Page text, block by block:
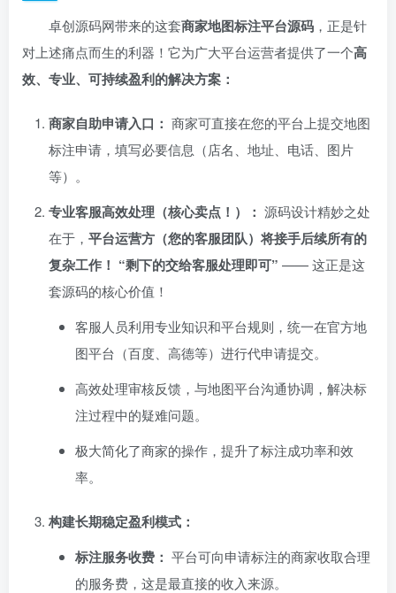
卓创源码网带来的这套商家地图标注平台源码 ，正是针
对上述痛点而生的利器！它为广大平台运营者提供了一个高
效、专业、可持续盈利的解决方案：​
商家自助申请入口：​ 商家可直接在您的平台上提交地图
标注申请，填写必要信息（店名、地址、电话、图片
等）。
专业客服高效处理（核心卖点！）：​ 源码设计精妙之处
在于，​ 平台运营方（您的客服团队）将接手后续所有的
复杂工作！​ ​“剩下的交给客服处理即可”​ —— 这正是这
套源码的核心价值！
客服人员利用专业知识和平台规则，统一在官方地
图平台（百度、高德等）进行代申请提交。
高效处理审核反馈，与地图平台沟通协调，解决标
注过程中的疑难问题。
极大简化了商家的操作，提升了标注成功率和效
率。
构建长期稳定盈利模式：​
标注服务收费：​ 平台可向申请标注的商家收取合理
的服务费，这是最直接的收入来源。